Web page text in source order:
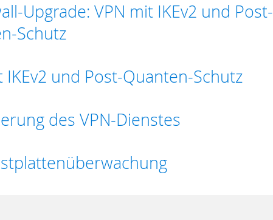
Upgrade: VPN mit IKEv2 und Post-
Schutz
und Post-Quanten-Schutz
des VPN-Dienstes